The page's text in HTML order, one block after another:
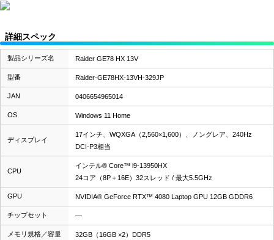
詳細スペック
製品シリーズ名 Raider GE78 HX 13V
型番 Raider-GE78HX-13VH-329JP
JAN 0406654965014
OS Windows 11 Home
ディスプレイ
17インチ、WQXGA（2,560×1,600）、ノングレア、240Hz
DCI-P3相当
CPU
インテル® Core™ i9-13950HX
24コア（8P＋16E）32スレッド / 最大5.5GHz
GPU NVIDIA® GeForce RTX™ 4080 Laptop GPU 12GB GDDR6
チップセット ―
メモリ規格／容量 32GB（16GB ×2）DDR5